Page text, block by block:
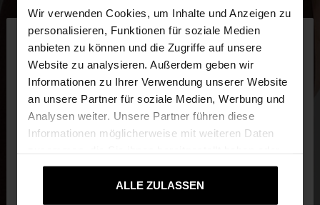
Wir verwenden Cookies, um Inhalte und Anzeigen zu
personalisieren, Funktionen für soziale Medien
anbieten zu können und die Zugriffe auf unsere
Website zu analysieren. Außerdem geben wir
Informationen zu Ihrer Verwendung unserer Website
an unsere Partner für soziale Medien, Werbung und
Analysen weiter. Unsere Partner führen diese
Informationen möglicherweise mit weiteren Daten
die sie im Rahmen Ihrer Nutzung der Dienste
gesammelt haben.ALLE ZULASSEN
hallo
Sie greifen von Deutschland auf die Website zu.
Möchten Sie unsere United States Website
Deutschland
Ja, bringen Sie mich
zu United States